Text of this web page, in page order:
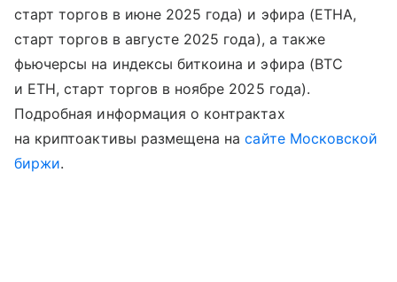
старт торгов в июне 2025 года) и эфира (ETHA,
старт торгов в августе 2025 года), а также
фьючерсы на индексы биткоина и эфира (BTC
и ETH, старт торгов в ноябре 2025 года).
Подробная информация о контрактах
на криптоактивы размещена насайте Московской
биржи.